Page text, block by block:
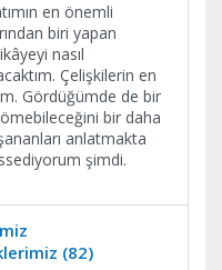
en önemli
biri yapan
nasıl
Çelişkilerin en
Gördüğümde de bir
bir daha
anlatmakta
şimdi.
(82)